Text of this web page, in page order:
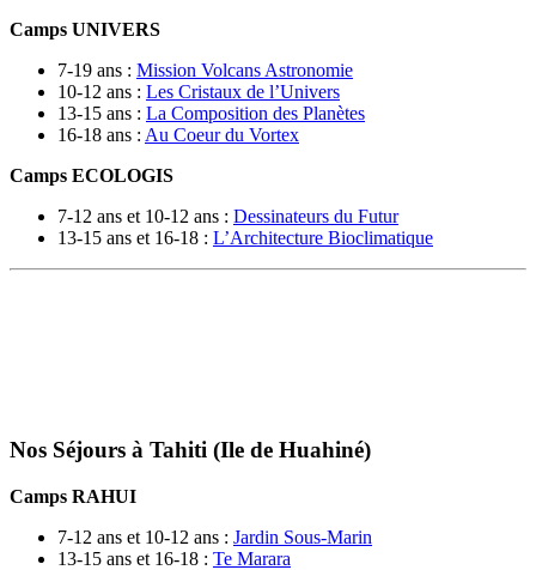
Camps UNIVERS
7-19 ans : Mission Volcans Astronomie
10-12 ans : Les Cristaux de l’Univers
13-15 ans : La Composition des Planètes
16-18 ans : Au Coeur du Vortex
Camps ECOLOGIS
7-12 ans et 10-12 ans : Dessinateurs du Futur
13-15 ans et 16-18 : L’Architecture Bioclimatique
Nos Séjours à Tahiti (Ile de Huahiné)
Camps RAHUI
7-12 ans et 10-12 ans : Jardin Sous-Marin
13-15 ans et 16-18 : Te Marara